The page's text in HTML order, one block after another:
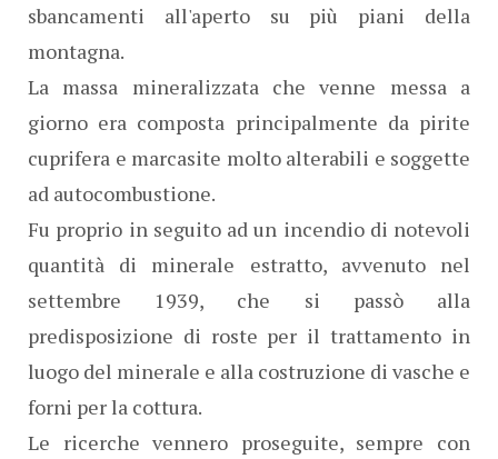
sbancamenti all'aperto su più piani della
montagna.
La massa mineralizzata che venne messa a
giorno era composta principalmente da pirite
cuprifera e marcasite molto alterabili e soggette
ad autocombustione.
Fu proprio in seguito ad un incendio di notevoli
quantità di minerale estratto, avvenuto nel
settembre 1939, che si passò alla
predisposizione di roste per il trattamento in
luogo del minerale e alla costruzione di vasche e
forni per la cottura.
Le ricerche vennero proseguite, sempre con